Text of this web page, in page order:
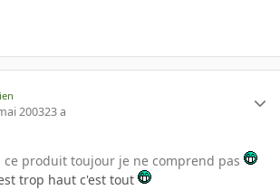
200323 a
produit toujour je ne comprend pas
trop haut c'est tout